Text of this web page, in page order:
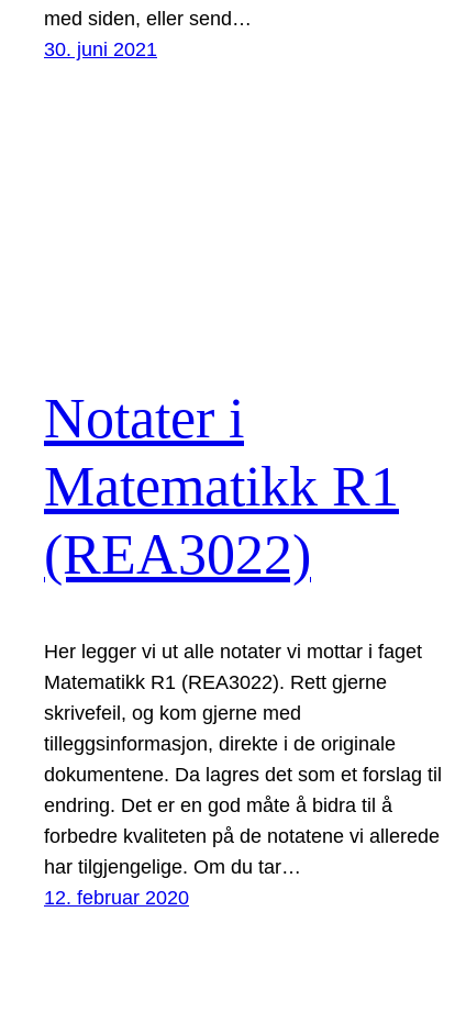
med siden, eller send…
30. juni 2021
Notater i
Matematikk R1
(REA3022)
Her legger vi ut alle notater vi mottar i faget
Matematikk R1 (REA3022). Rett gjerne
skrivefeil, og kom gjerne med
tilleggsinformasjon, direkte i de originale
dokumentene. Da lagres det som et forslag til
endring. Det er en god måte å bidra til å
forbedre kvaliteten på de notatene vi allerede
har tilgjengelige. Om du tar…
12. februar 2020